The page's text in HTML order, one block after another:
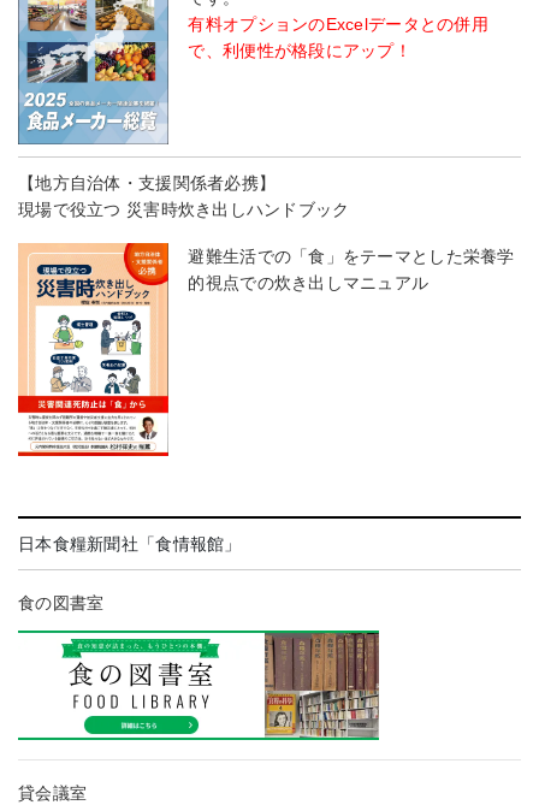
有料オプションのExcelデータとの併用
で、利便性が格段にアップ！
【地方自治体・支援関係者必携】
現場で役立つ 災害時炊き出しハンドブック
避難生活での「食」をテーマとした栄養学
的視点での炊き出しマニュアル
日本食糧新聞社「食情報館」
食の図書室
貸会議室